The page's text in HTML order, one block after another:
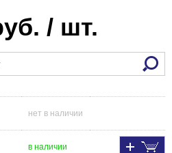
/ шт.
нет в наличии
в наличии